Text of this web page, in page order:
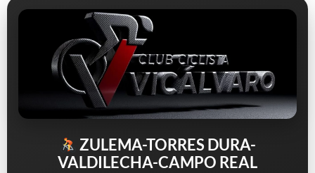
ZULEMA-TORRES DURA-
VALDILECHA-CAMPO REAL